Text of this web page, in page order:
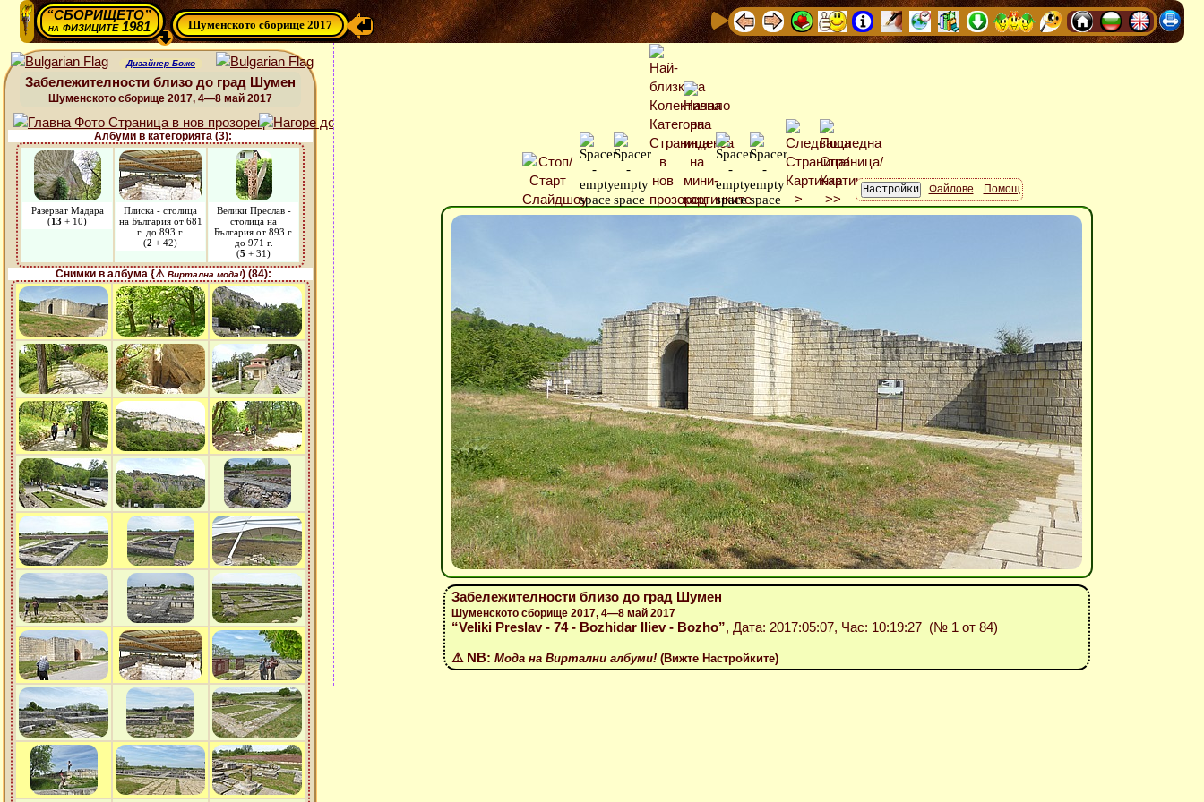
“СБОРИЩЕТО”
нафизиците 1981 Шуменското сборище 2017
Дизайнер Божо
Забележителности близо до град Шумен
Шуменското сборище 2017, 4—8 май 2017
Албуми в категорията (3):
Разерват Мадара
(13 + 10)
Плиска - столица
на България от 681
г. до 893 г.
(2 + 42)
Велики Преслав -
столица на
България от 893 г.
до 971 г.
(5 + 31)
Снимки в албума {⚠ Виртална мода!) (84):
Файлове Помощ
Забележителности близо до град Шумен
Шуменското сборище 2017, 4—8 май 2017
“Veliki Preslav - 74 - Bozhidar Iliev - Bozho”, Дата: 2017:05:07, Час: 10:19:27 (№ 1 от 84)
⚠ NB: Мода на Виртални албуми! (Вижте Настройките)